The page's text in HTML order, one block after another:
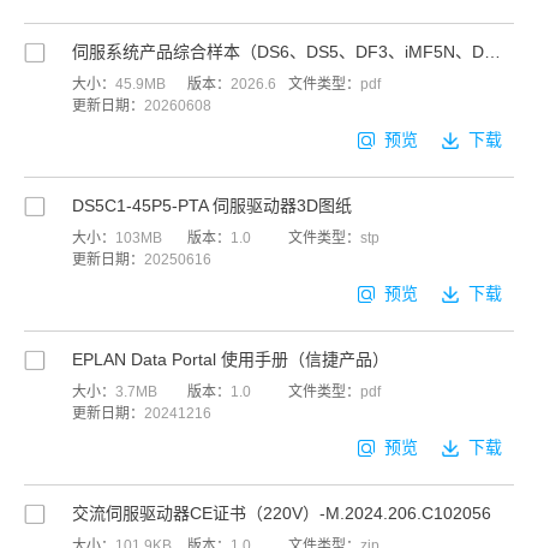
预览 下载
伺服系统产品综合样本（DS6、DS5、DF3、iMF5N、DM6、DL6）
大小： 45.9MB 版本： 2026.6 文件类型： pdf
更新日期： 20260608
预览 下载
DS5C1-45P5-PTA 伺服驱动器3D图纸
大小： 103MB 版本： 1.0 文件类型： stp
更新日期： 20250616
预览 下载
EPLAN Data Portal 使用手册（信捷产品）
大小： 3.7MB 版本： 1.0 文件类型： pdf
更新日期： 20241216
交流伺服驱动器CE证书（220V）-M.2024.206.C102056